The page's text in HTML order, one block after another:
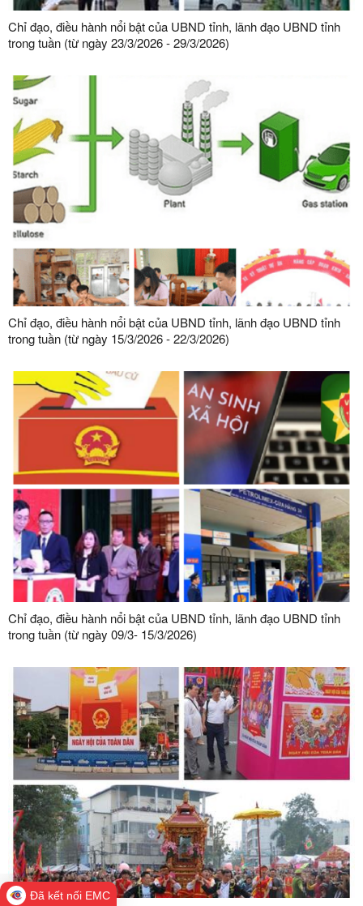
Chỉ đạo, điều hành nổi bật của UBND tỉnh, lãnh đạo UBND tỉnh
trong tuần (từ ngày 23/3/2026 - 29/3/2026)
Chỉ đạo, điều hành nổi bật của UBND tỉnh, lãnh đạo UBND tỉnh
trong tuần (từ ngày 15/3/2026 - 22/3/2026)
Chỉ đạo, điều hành nổi bật của UBND tỉnh, lãnh đạo UBND tỉnh
trong tuần (từ ngày 09/3- 15/3/2026)
Đã kết nối EMC